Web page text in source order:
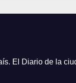
El Diario de la